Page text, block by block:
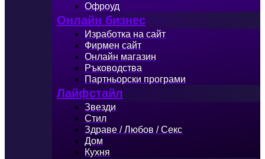
Офроуд
Онлайн бизнес
Изработка на сайт
Фирмен сайт
Онлайн магазин
Ръководства
Партньорски програми
Лайфстайл
Звезди
Стил
Здраве / Любов / Секс
Дом
Кухня